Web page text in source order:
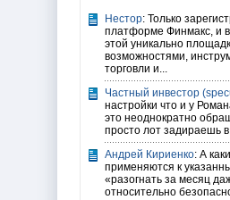
Нестор: Только
платформе Финмакс, и
этой уникально
возможностями,
торговли и...
Частный инвестор
настройки что и у
это неоднократно
просто лот задираешь в
Андрей Кириенко: А
применяются к
«разогнать за месяц
относительно